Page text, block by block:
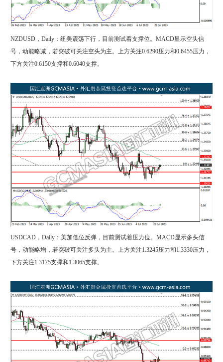
NZDUSD，Daily：纽美震荡下行，目前测试着支撑位。MACD显示空头信
号，动能略减，若突破可关注空头为主。上方关注0.6290压力和0.6455压力，
下方关注0.6150支撑和0.6040支撑。
USDCAD，Daily：美加低位反弹，目前测试着压力位。MACD显示多头信
号，动能略增，若突破可关注多头为主。上方关注1.3245压力和1.3330压力，
下方关注1.3175支撑和1.3065支撑。